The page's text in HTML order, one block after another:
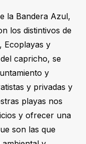
la Bandera Azul,
los distintivos de
Ecoplayas y
capricho, se
y
y privadas y
playas nos
y ofrecer una
son las que